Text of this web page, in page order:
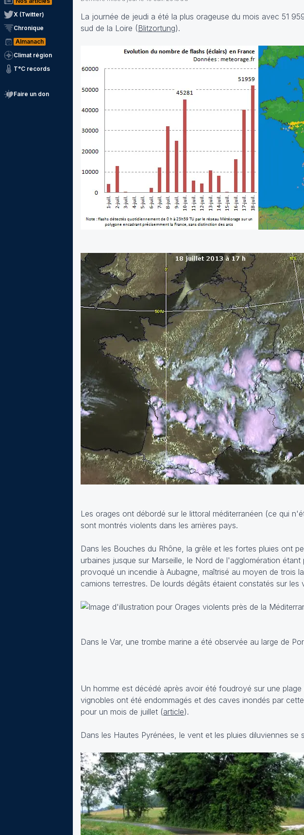
X (Twitter)
Chronique
Almanach
Climat région
T°C records
Faire un don
La journée de jeudi a été la plus orageuse du mois avec 51
sud de la Loire (Blitzortung).
Les orages ont débordé sur le littoral méditerranéen (ce qui
sont montrés violents dans les arrières pays.
Dans les Bouches du Rhône, la grêle et les fortes pluies ont
urbaines jusque sur Marseille, le Nord de l'agglomération
provoqué un incendie à Aubagne, maîtrisé au moyen de trois
camions terrestres. De lourds dégâts étaient constatés sur les
Dans le Var, une trombe marine a été observée au large de
Un homme est décédé après avoir été foudroyé sur une
vignobles ont été endommagés et des caves inondés par
pour un mois de juillet (article).
Dans les Hautes Pyrénées, le vent et les pluies diluviennes
Douceur / Forte chaleur /
5 Août 2026
La fraîcheur ne va pas
chaleur prépare son